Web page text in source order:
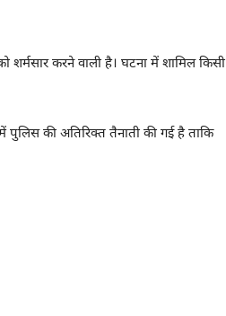
शर्मसार करने वाली है। घटना में शामिल किसी
पुलिस की अतिरिक्त तैनाती की गई है ताकि